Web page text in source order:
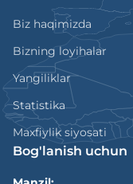
Biz haqimizda
Bizning loyihalar
Yangiliklar
Statistika
Maxfiylik siyosati
Bog'lanish uchun